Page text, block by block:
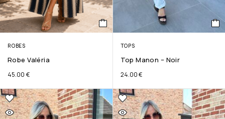
ROBES
Robe Valéria
45.00 €
TOPS
Top Manon – Noir
24.00€